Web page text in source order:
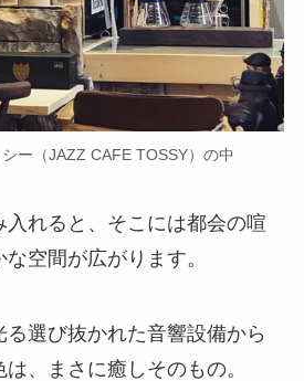
ー（JAZZ CAFE TOSSY）の中
入れると、そこには都会の喧
空間が広がります。
選び抜かれた音響設備から
、まさに癒しそのもの。